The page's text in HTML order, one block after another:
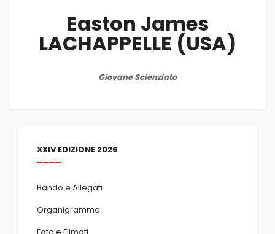
Easton James
LACHAPPELLE (USA)
Giovane Scienziato
XXIV EDIZIONE 2026
Bando e Allegati
Organigramma